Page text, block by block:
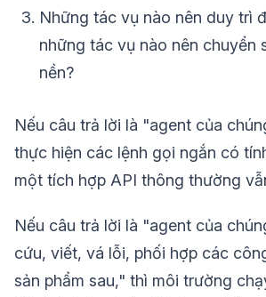
Những tác vụ nào nên duy trì
những tác vụ nào nên chuyển
nền?
Nếu câu trả lời là "agent của
thực hiện các lệnh gọi ngắn có
một tích hợp API thông thường
Nếu câu trả lời là "agent của
cứu, viết, vá lỗi, phối hợp các
sản phẩm sau," thì môi trường